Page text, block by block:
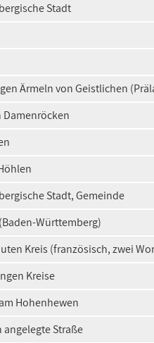
Stadt
Ärmeln von Geistlichen
Damenröcken
Stadt, Gemeinde
Württemberg)
Kreis (französisch, zwei
Kreise
Hohenhewen
angelegte Straße